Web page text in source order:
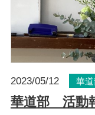
2023/05/12 華
華道部 活動